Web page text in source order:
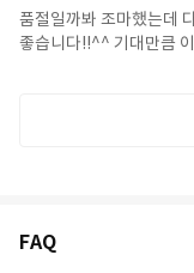
품절일까봐 조마했는데
좋습니다!!^^ 기대만큼
FAQ